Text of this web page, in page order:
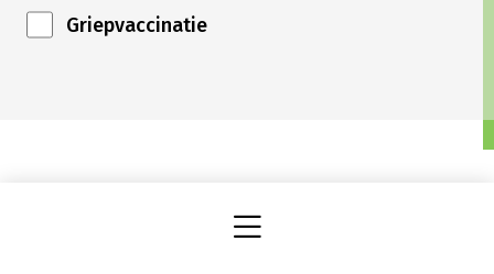
Griepvaccinatie